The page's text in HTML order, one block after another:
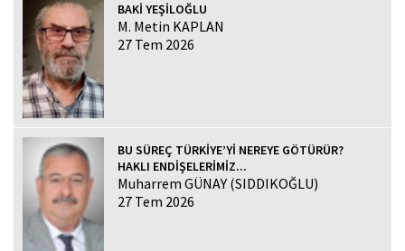
BAKİ YEŞİLOĞLU
M. Metin KAPLAN
27 Tem 2026
BU SÜREÇ TÜRKİYE’Yİ NEREYE GÖTÜRÜR?
HAKLI ENDİŞELERİMİZ...
Muharrem GÜNAY (SIDDIKOĞLU)
27 Tem 2026